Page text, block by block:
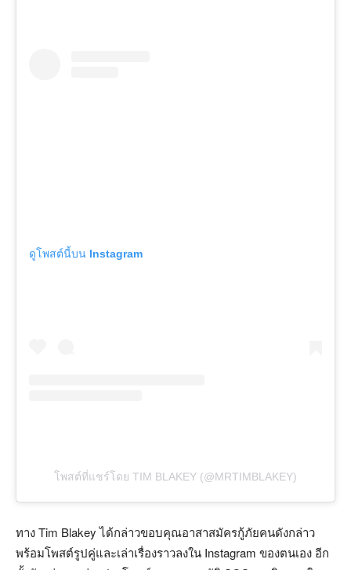
ดูโพสต์นี้บน Instagram
โพสต์ที่แชร์โดย TIM BLAKEY (@MRTIMBLAKEY)
ทาง Tim Blakey ได้กล่าวขอบคุณอาสาสมัครกู้ภัยคนดังกล่าว
พร้อมโพสต์รูปคู่และเล่าเรื่องราวลงใน Instagram ของตนเอง อีก